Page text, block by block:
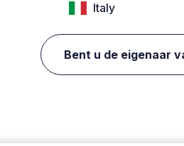
Italy
Bent u de eigenaar